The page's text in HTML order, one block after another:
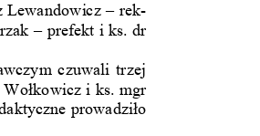
Lewandowicz – rek-
– prefekt i ks. dr
czuwali trzej
owicz i ks. mgr
prowadziło